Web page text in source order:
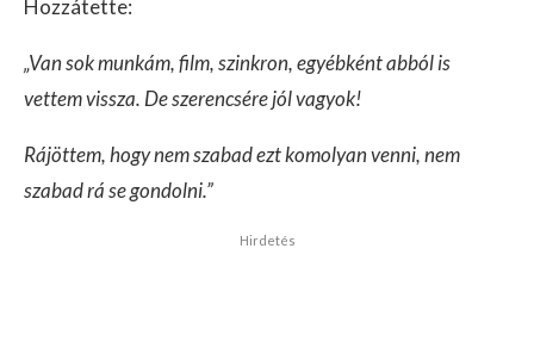
Hozzátette:
„Van sok munkám, film, szinkron, egyébként abból is
vettem vissza. De szerencsére jól vagyok!
Rájöttem, hogy nem szabad ezt komolyan venni, nem
szabad rá se gondolni.”
Hirdetés